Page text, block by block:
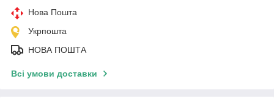
Нова Пошта
Укрпошта
НОВА ПОШТА
Всі умови доставки